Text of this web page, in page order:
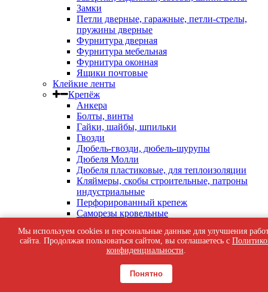
Замки
Петли дверные, гаражные, петли-стрелы,
пружины дверные
Фурнитура дверная
Фурнитура мебельная
Фурнитура оконная
Ящики почтовые
Клейкие ленты
Крепёж
Анкера
Болты, винты
Гайки, шайбы, шпильки
Гвозди
Дюбель-гвозди, дюбель-шурупы
Дюбеля Молли
Дюбеля пластиковые, для теплоизоляции
Кляймеры, скобы строительные, патроны
индустриальные
Перфорированный крепеж
Саморезы кровельные
Саморезы с пресс-шайбой
Саморезы черные
Такелаж
Тросы, цепи
Шурупы жёлтые универсальные
Мы используем cookies и персональные данные для улучшения
сайта. Продолжая пользоваться сайтом, вы соглашаетесь с
конфиденциальности.
Понятно